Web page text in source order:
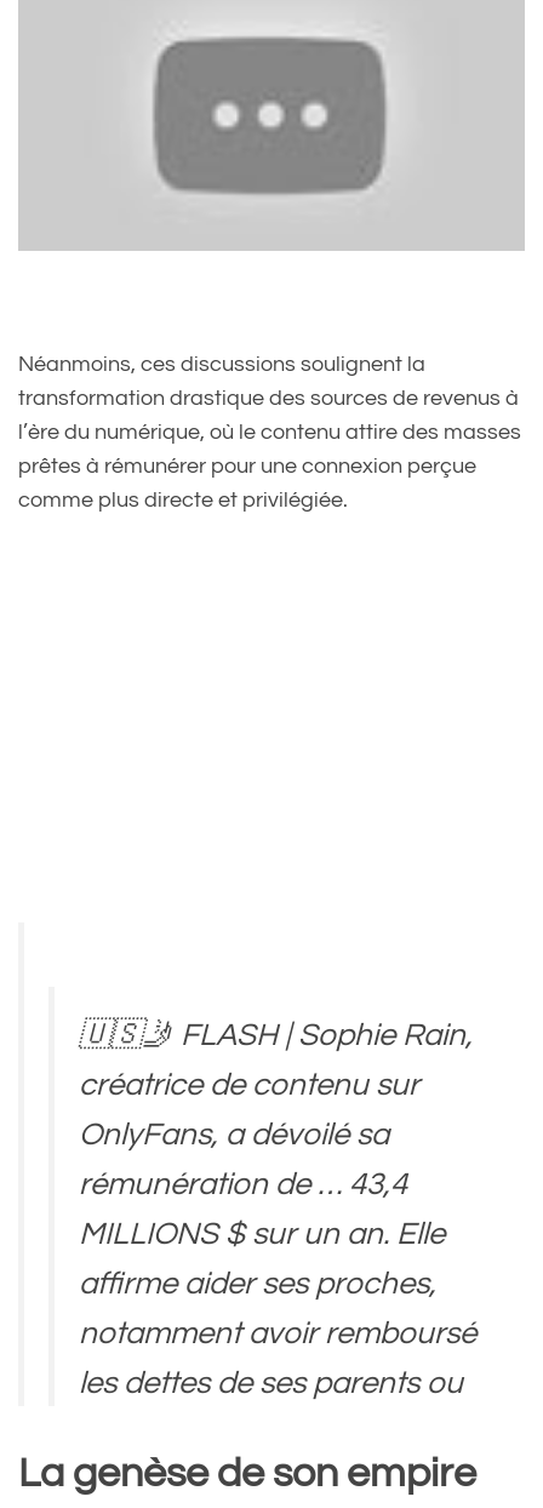
Néanmoins, ces discussions soulignent la
transformation drastique des sources de revenus à
l’ère du numérique, où le contenu attire des masses
prêtes à rémunérer pour une connexion perçue
comme plus directe et privilégiée.
🇺🇸🤳 FLASH | Sophie Rain,
créatrice de contenu sur
OnlyFans, a dévoilé sa
rémunération de … 43,4
MILLIONS $ sur un an. Elle
affirme aider ses proches,
notamment avoir remboursé
les dettes de ses parents ou
pic.twitter.com/n42Yybvo2N
La genèse de son empire